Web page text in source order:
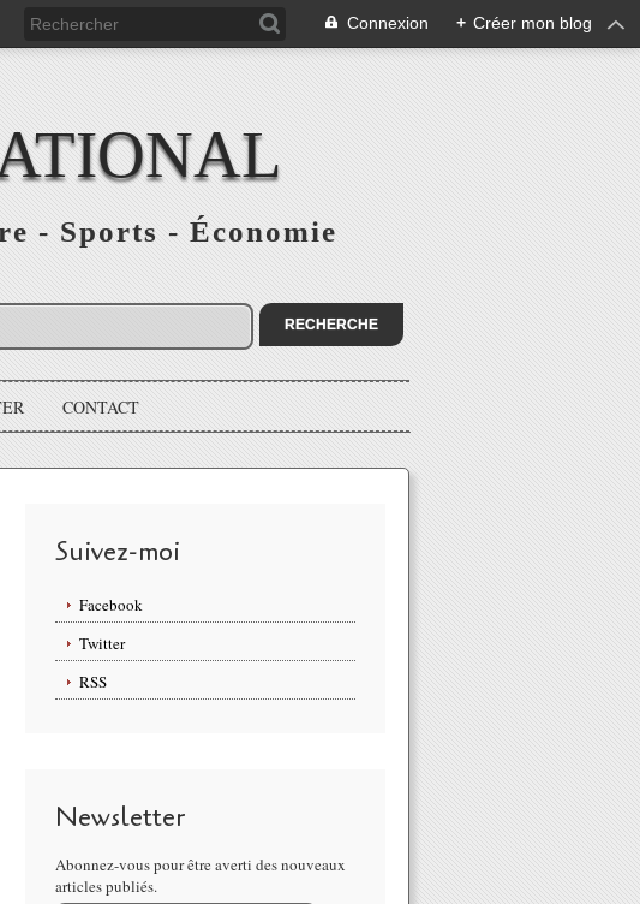
Connexion + Créer mon blog
- Sports - Économie
CONTACT
Suivez-moi
Facebook
Twitter
RSS
Newsletter
Abonnez-vous pour être averti des nouveaux
articles publiés.